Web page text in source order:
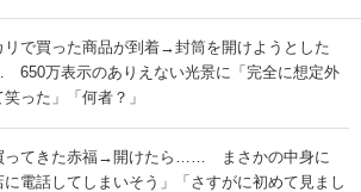
リで買った商品が到着→封筒を開けようとした
万表示のありえない光景に「完全に想定外
った」「何者？」
ってきた赤福→開けたら…… まさかの中身に
に電話してしまいそう」「さすがに初めて見まし